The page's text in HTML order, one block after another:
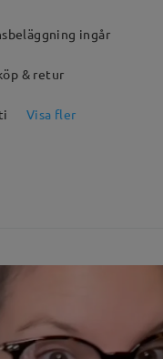
ingår
& retur
Visa fler